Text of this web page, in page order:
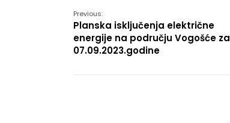
Previous:
Planska isključenja električne
energije na području Vogošće za
07.09.2023.godine